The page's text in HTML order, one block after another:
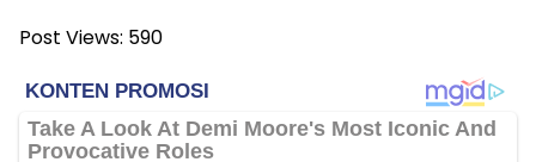
Post Views: 590